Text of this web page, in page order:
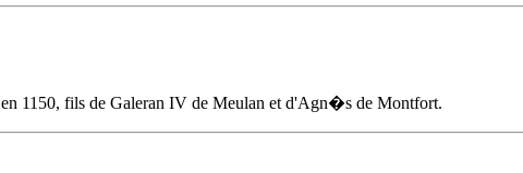
en 1150, fils de Galeran IV de Meulan et d'Agn�s de Montfort.